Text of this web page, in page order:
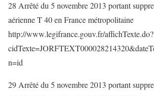
28 Arrêté du 5 novembre 2013 portant
aérienne T 40 en France métropolitaine
http://www.legifrance.gouv.fr/affichTexte.do?
n=id
29 Arrêté du 5 novembre 2013 portant